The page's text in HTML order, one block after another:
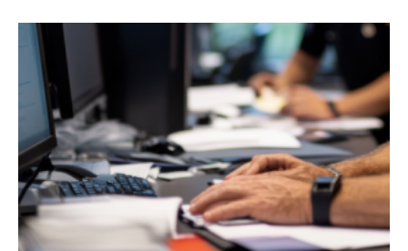
de
Bougival
Journal
officiel
Conseil
d’État
rejette
un
recours
contre
la
suspension